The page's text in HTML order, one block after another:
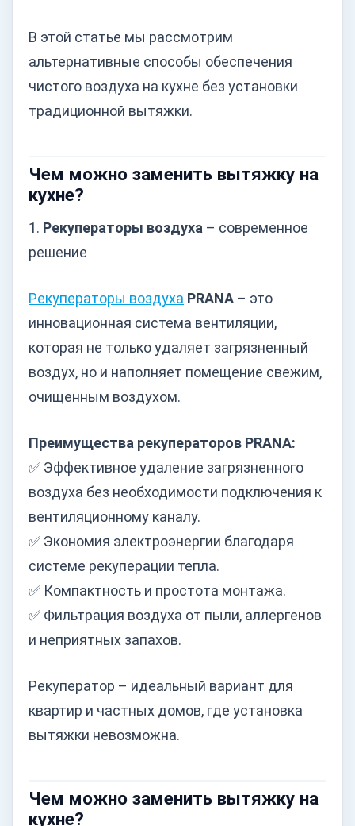
В этой статье мы рассмотрим
альтернативные способы обеспечения
чистого воздуха на кухне без установки
традиционной вытяжки.
Чем можно заменить вытяжку на
кухне?
1. Рекуператоры воздуха – современное
решение
Рекуператоры воздуха PRANA – это
инновационная система вентиляции,
которая не только удаляет загрязненный
воздух, но и наполняет помещение свежим,
очищенным воздухом.
Преимущества рекуператоров PRANA:
✅ Эффективное удаление загрязненного
воздуха без необходимости подключения к
вентиляционному каналу.
✅ Экономия электроэнергии благодаря
системе рекуперации тепла.
✅ Компактность и простота монтажа.
✅ Фильтрация воздуха от пыли, аллергенов
и неприятных запахов.
Рекуператор – идеальный вариант для
квартир и частных домов, где установка
вытяжки невозможна.
Чем можно заменить вытяжку на
кухне?